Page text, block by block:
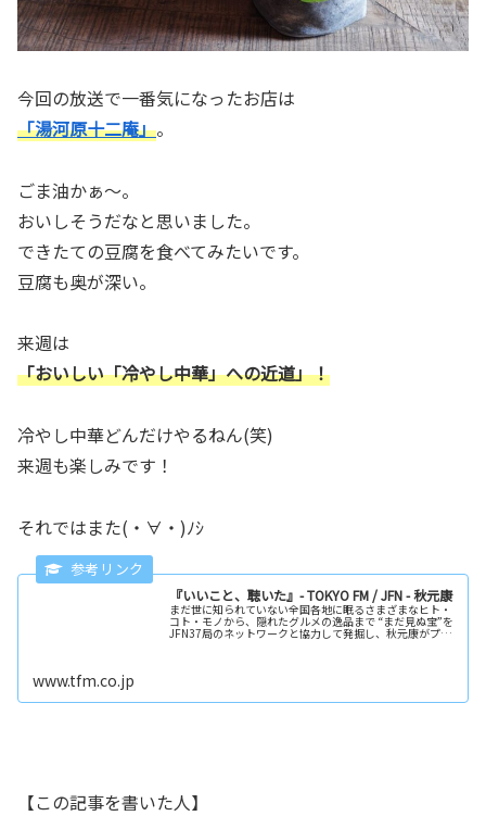
今回の放送で一番気になったお店は
「湯河原十二庵」。
ごま油かぁ～。
おいしそうだなと思いました。
できたての豆腐を食べてみたいです。
豆腐も奥が深い。
来週は
「おいしい「冷やし中華」への近道」！
冷やし中華どんだけやるねん(笑)
来週も楽しみです！
それではまた(・∀・)ﾉｼ
『いいこと、聴いた』- TOKYO FM / JFN - 秋元康
まだ世に知られていない全国各地に眠るさまざまなヒト・
コト・モノから、隠れたグルメの逸品まで “まだ見ぬ宝”を
JFN37局のネットワークと協力して発掘し、秋元康がプロ
www.tfm.co.jp
【この記事を書いた人】